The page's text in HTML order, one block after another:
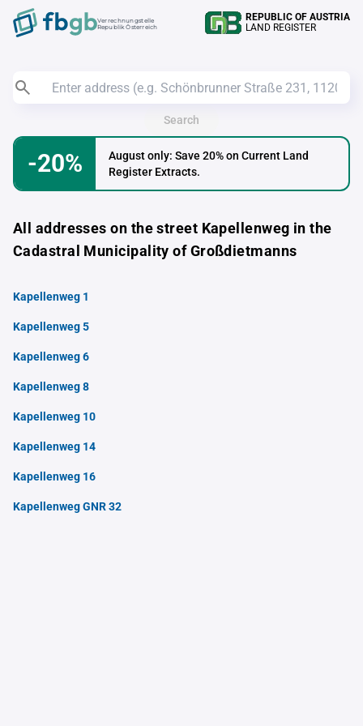
Verrechnungstelle
Republik Österreich
REPUBLIC OF AUSTRIA
LAND REGISTER
Search
-20%
August only: Save 20% on Current Land
Register Extracts.
All addresses on the street Kapellenweg in the
Cadastral Municipality of Großdietmanns
Kapellenweg 1
Kapellenweg 5
Kapellenweg 6
Kapellenweg 8
Kapellenweg 10
Kapellenweg 14
Kapellenweg 16
Kapellenweg GNR 32